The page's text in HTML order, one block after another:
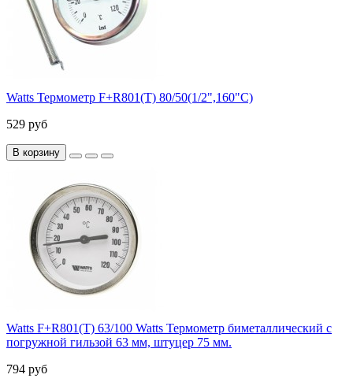
Watts Термометр F+R801(T) 80/50(1/2",160"С)
529 руб
В корзину
Watts F+R801(T) 63/100 Watts Термометр биметаллический с
погружной гильзой 63 мм, штуцер 75 мм.
794 руб